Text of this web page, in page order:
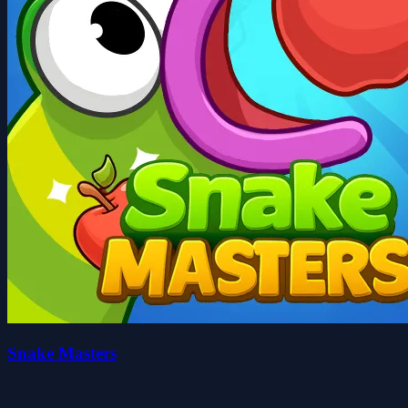
Snake Masters